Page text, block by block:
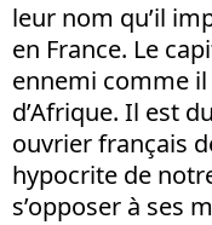
leur nom qu’il
en France. Le
ennemi comme
d’Afrique. Il est
ouvrier français
hypocrite de
s’opposer à ses